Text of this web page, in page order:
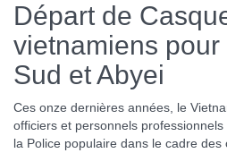
Départ de
vietnamiens
Sud et Abyei
Ces onze dernières années, le
officiers et personnels professionnels
la Police populaire dans le cadre